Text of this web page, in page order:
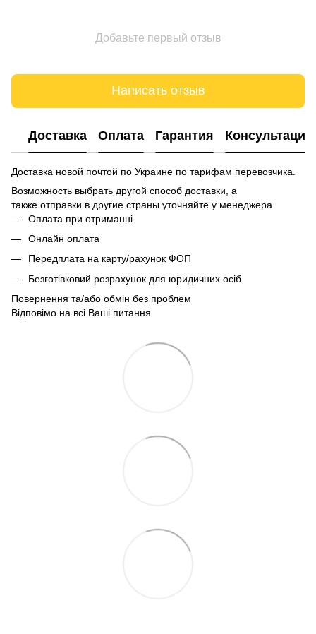
Добавьте первый отзыв
Написать отзыв
Доставка Оплата Гарантия Консультация
Доставка новой почтой по Украине по тарифам перевозчика.
Возможность выбрать другой способ доставки, а
также отправки в другие страны уточняйте у менеджера
Оплата при отриманні
Онлайн оплата
Передплата на карту/рахунок ФОП
Безготівковий розрахунок для юридичних осіб
Повернення та/або обмін без проблем
Відповімо на всі Ваші питання